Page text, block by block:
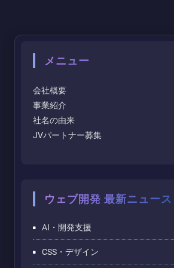
メニュー
会社概要
事業紹介
社名の由来
JVパートナー募集
ウェブ開発 最新ニュース
AI・開発支援
CSS・デザイン